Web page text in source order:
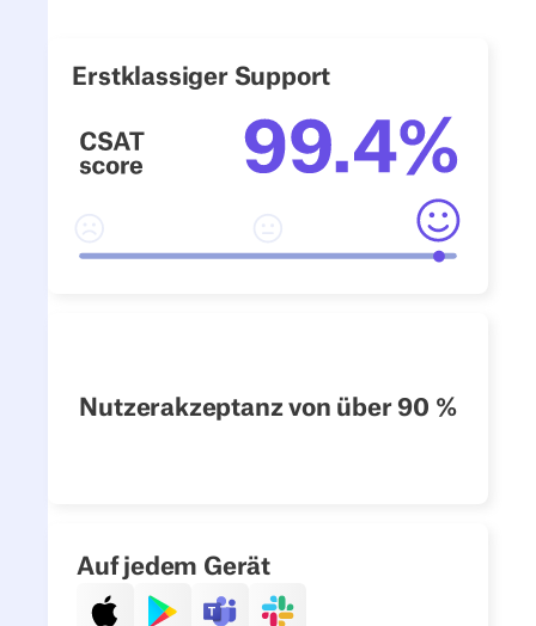
Erstklassiger Support
Nutzerakzeptanz von über 90 %
Auf jedem Gerät